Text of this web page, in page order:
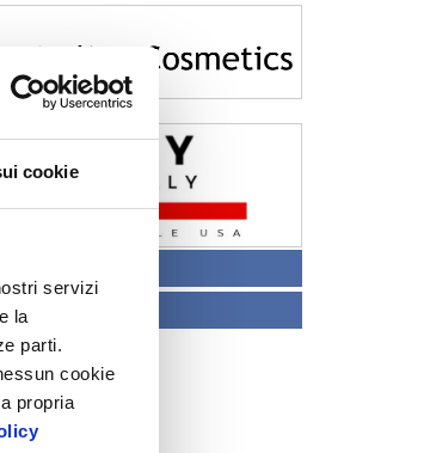
cookie
servizi
la
parti.
cookie
propria